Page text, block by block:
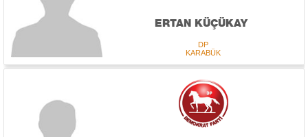
ERTAN KÜÇÜKAY
DP
KARABÜK